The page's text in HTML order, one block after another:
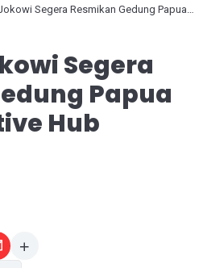
Segera Resmikan Gedung Papua Youth Creative Hub (PYCH)
Segera
Papua
Hub